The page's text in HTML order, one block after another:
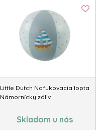
Little Dutch Nafukovacia lopta
Námornícky záliv
Skladom u nás